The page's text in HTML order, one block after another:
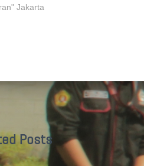
Jakarta
Posts